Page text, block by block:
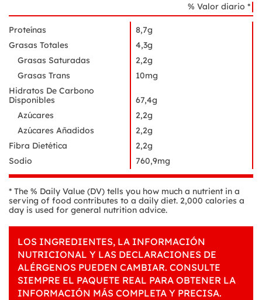
% Valor diario *
Proteínas
8,7g
Grasas Totales
4,3g
Grasas Saturadas
2,2g
Grasas Trans
10mg
Hidratos De Carbono
Disponibles
67,4g
Azúcares
2,2g
Azúcares Añadidos
2,2g
Fibra Dietética
2,2g
Sodio
760,9mg
* The % Daily Value (DV) tells you how much a nutrient in a
serving of food contributes to a daily diet. 2,000 calories a
day is used for general nutrition advice.
LOS INGREDIENTES, LA INFORMACIÓN
NUTRICIONAL Y LAS DECLARACIONES DE
ALÉRGENOS PUEDEN CAMBIAR. CONSULTE
SIEMPRE EL PAQUETE REAL PARA OBTENER LA
INFORMACIÓN MÁS COMPLETA Y PRECISA.